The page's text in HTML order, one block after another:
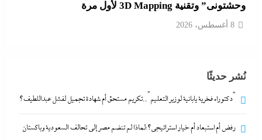
وحشتونى” وتقنية 3D Mapping لأول مرة
8 أغسطس، 2026
بين نقابتى الصحفيين والعمال
8 أغسطس، 2026
“دكتوراه فخرية يابانية لوزير التعليم”..تكريم مستحق أم
نُشر حديثًا
“دكتوراه فخرية يابانية لوزير التعليم”..تكريم مستحق أم شهادة تجميل لفشل عبداللطيف؟
رفض أم استبعاد أم خيار استراتيجي؟:لماذا لم تنضم مصر إلى تحالف السعودية وباكستان